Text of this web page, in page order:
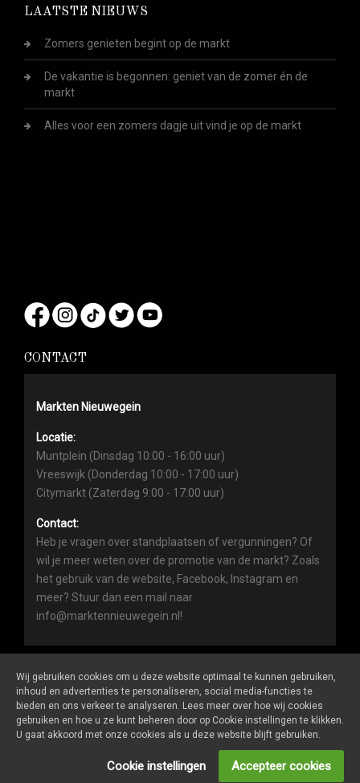
LAATSTE NIEUWS
Zomers genieten begint op de markt
De vakantie is begonnen: geniet van de zomer én de
markt
Alles voor een zomers dagje uit vind je op de markt
CONTACT
Markten Nieuwegein
Locatie:
Muntplein (Dinsdag 10:00 - 16:00 uur)
Vreeswijk (Donderdag 10:00 - 17:00 uur)
Citymarkt (Zaterdag 9:00 - 17:00 uur)
Contact:
Heb je vragen over standplaatsen of vergunningen? Of
wil je meer weten over de promotie van de markt? Zoals
het gebruik van de website, Facebook, Instagram en
meer? Stuur dan een mail naar
info@marktennieuwegein.nl!
Marktennieuwegein.nlis een website van De Markt Online
ALGEMENE VOORWAARDEN
ONDERNEMERS LOGIN
SOCIALS
Wij gebruiken cookies om u deze website optimaal te kunnen gebruiken,
inhoud en advertenties te personaliseren, social media-functies te
bieden en ons verkeer te analyseren. Lees meer over hoe wij cookies
gebruiken en hoe u ze kunt beheren door op Cookie instellingen te klikken.
U gaat akkoord met onze cookies als u deze website blijft gebruiken.
Cookie instellingen Accepteer cookies